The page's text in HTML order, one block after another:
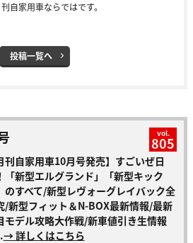
自家用車ならではです。
投稿一覧へ
vol.
805
刊自家用車10月号発売】すごいぜ日
「新型エルグランド」「新型キック
のすべて/新型レヴォーグレイバック全
/新型フィット＆N-BOX最新情報/最新
モデル攻略大作戦/新車値引き生情報
→ 詳しくはこちら